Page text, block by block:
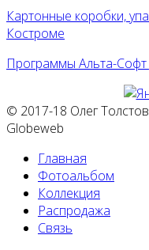
Картонные коробки,
Костроме
Программы Альта-Софт
© 2017-18 Олег
Globeweb
Главная
Фотоальбом
Коллекция
Распродажа
Связь